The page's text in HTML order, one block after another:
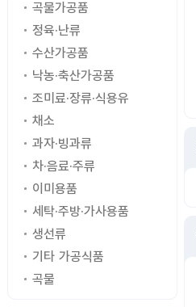
곡물가공품
정육·난류
수산가공품
낙농·축산가공품
조미료·장류·식용유
채소
과자·빙과류
차·음료·주류
이미용품
세탁·주방·가사용품
생선류
기타 가공식품
곡물